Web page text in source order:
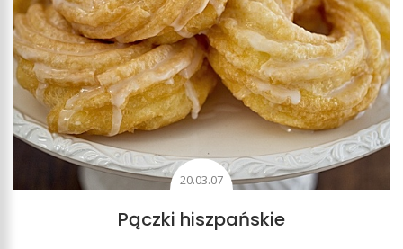
20.03.07
Pączki hiszpańskie